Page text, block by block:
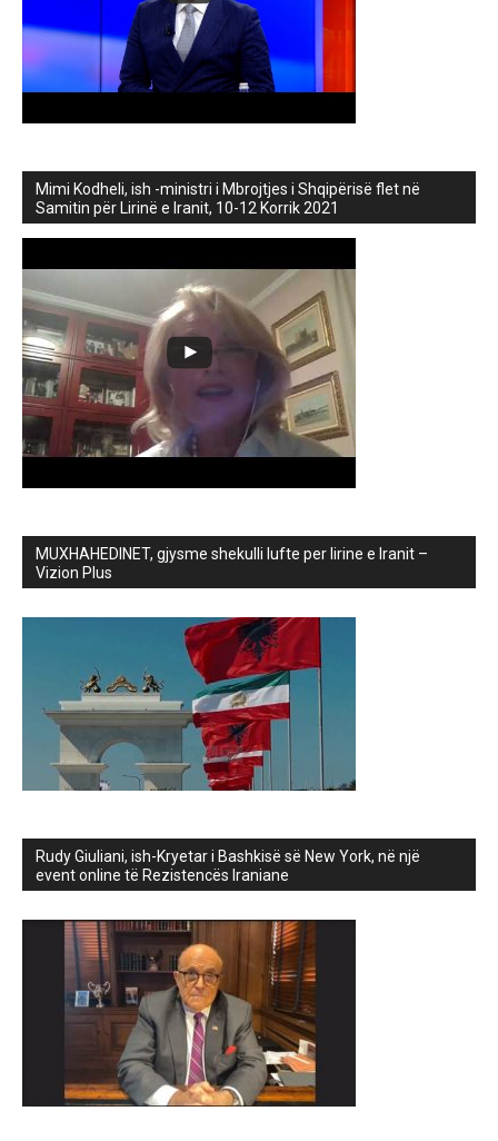
Mimi Kodheli, ish -ministri i Mbrojtjes i Shqipërisë flet në
Samitin për Lirinë e Iranit, 10-12 Korrik 2021
MUXHAHEDINET, gjysme shekulli lufte per lirine e Iranit –
Vizion Plus
Rudy Giuliani, ish-Kryetar i Bashkisë së New York, në një
event online të Rezistencës Iraniane